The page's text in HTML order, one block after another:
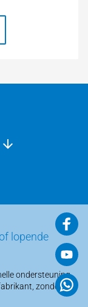
lopende
ondersteuning
zonder